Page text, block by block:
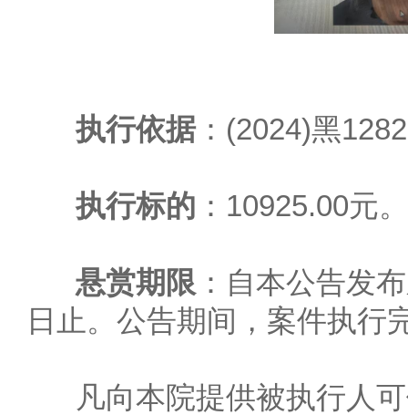
执行依据：(2024)黑
执行标的 ：10925.00元。
悬赏期限 ：自本公告发
日止。公告期间，案件执行
凡向本院提供被执行人可